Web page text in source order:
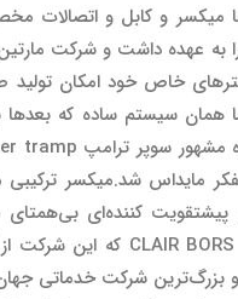
میکسر و کابل و
را به عهده داشت و شرکت
خاص خود امکان
و بزرگ‌ترین شرکت